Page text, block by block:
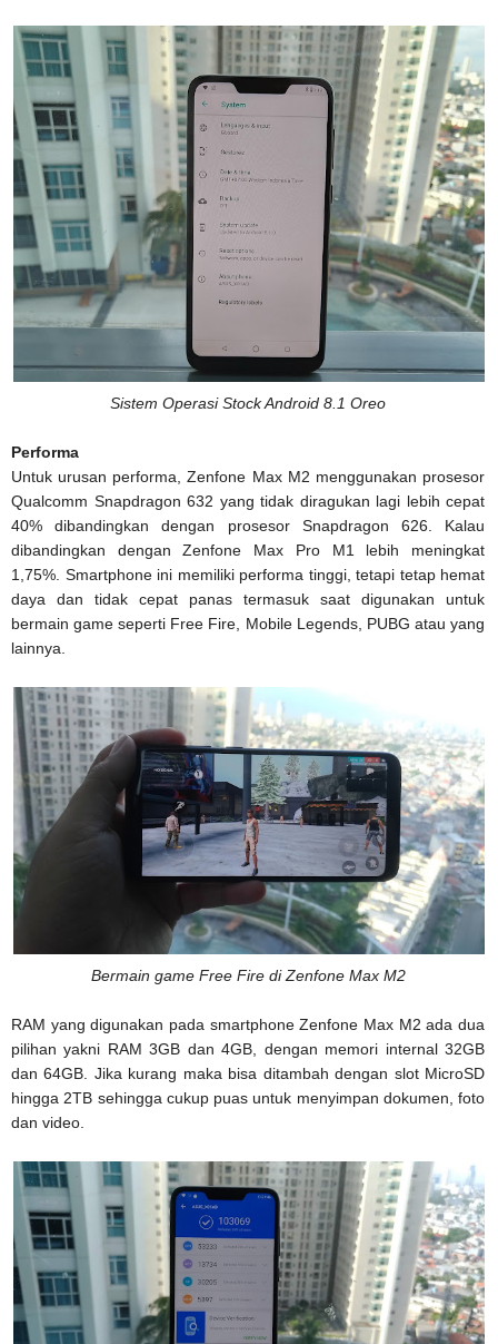
Sistem Operasi Stock Android 8.1 Oreo
Performa
Untuk urusan performa, Zenfone Max M2 menggunakan prosesor
Qualcomm Snapdragon 632 yang tidak diragukan lagi lebih cepat
40% dibandingkan dengan prosesor Snapdragon 626. Kalau
dibandingkan dengan Zenfone Max Pro M1 lebih meningkat
1,75%. Smartphone ini memiliki performa tinggi, tetapi tetap hemat
daya dan tidak cepat panas termasuk saat digunakan untuk
bermain game seperti Free Fire, Mobile Legends, PUBG atau yang
lainnya.
Bermain game Free Fire di Zenfone Max M2
RAM yang digunakan pada smartphone Zenfone Max M2 ada dua
pilihan yakni RAM 3GB dan 4GB, dengan memori internal 32GB
dan 64GB. Jika kurang maka bisa ditambah dengan slot MicroSD
hingga 2TB sehingga cukup puas untuk menyimpan dokumen, foto
dan video.